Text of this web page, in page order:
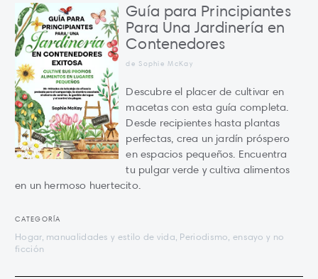
Guía para Principiantes
Para Una Jardinería en
Contenedores
de Sophie McKay
Descubre el placer de cultivar en
macetas con esta guía completa.
Desde recipientes hasta plantas
perfectas, crea un jardín próspero
en espacios pequeños. Encuentra
tu pulgar verde y cultiva alimentos
en un hermoso huertecito.
CATEGORÍA
Hogar, manualidades y estilo de vida, Periodismo, ensayo y no
ficción